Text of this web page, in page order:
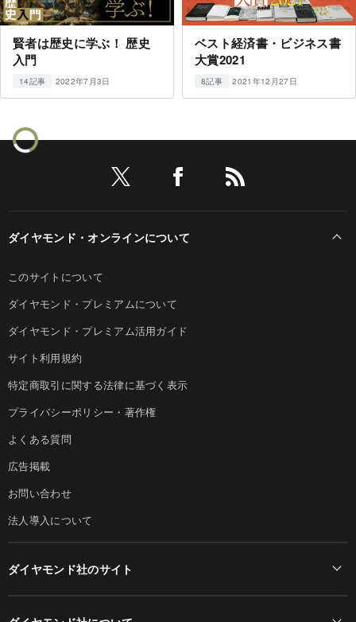
賢者は歴史に学ぶ！ 歴史
入門
14記事 2022年7月3日
ベスト経済書・ビジネス書
大賞2021
8記事 2021年12月27日
ダイヤモンド・オンラインについて
このサイトについて
ダイヤモンド・プレミアムについて
ダイヤモンド・プレミアム活用ガイド
サイト利用規約
特定商取引に関する法律に基づく表示
プライバシーポリシー・著作権
よくある質問
広告掲載
お問い合わせ
法人導入について
ダイヤモンド社のサイト